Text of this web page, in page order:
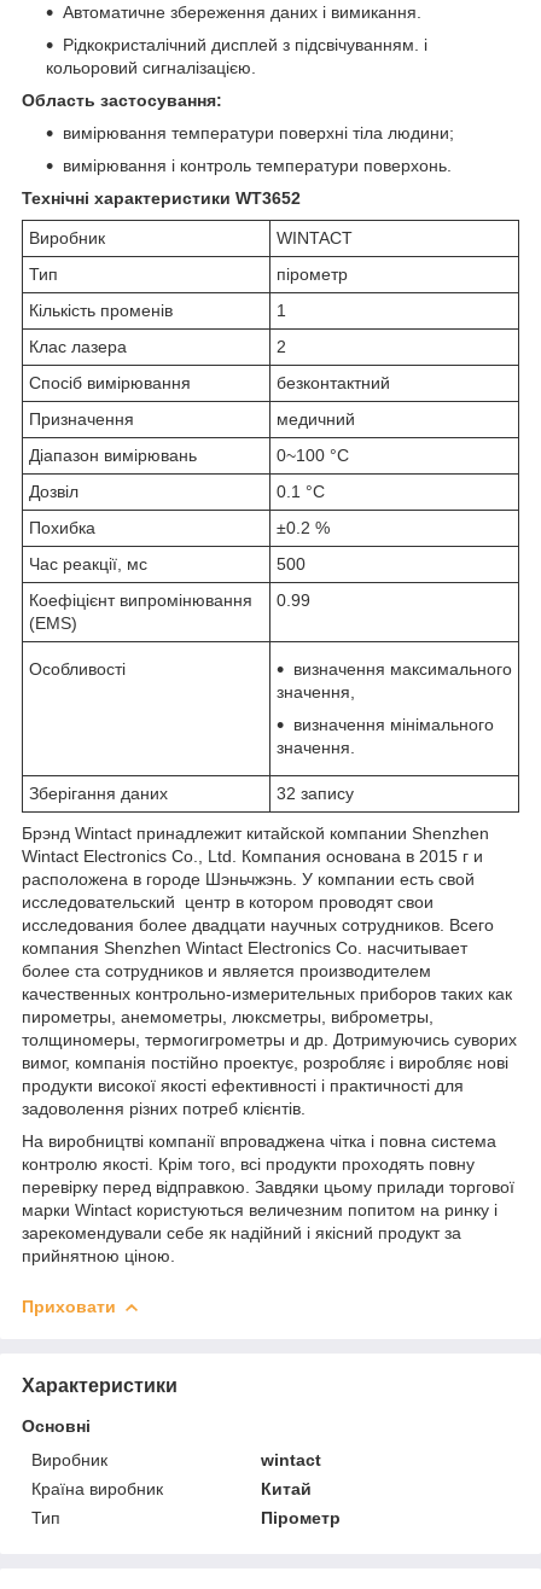
Автоматичне збереження даних і вимикання.
Рідкокристалічний дисплей з підсвічуванням. і
кольоровий сигналізацією.
Область застосування:
вимірювання температури поверхні тіла людини;
вимірювання і контроль температури поверхонь.
Технічні характеристики WT3652
Виробник
WINTACT
Тип
пірометр
Кількість променів
1
Клас лазера
2
Спосіб вимірювання
безконтактний
Призначення
медичний
Діапазон вимірювань
0~100 °C
Дозвіл
0.1 °C
Похибка
±0.2 %
Час реакції, мс
500
Коефіцієнт випромінювання
(EMS)
0.99
Особливості
визначення максимального
значення,
визначення мінімального
значення.
Зберігання даних 32 запису
Брэнд Wintact принадлежит китайской компании Shenzhen
Wintact Electronics Co., Ltd. Компания основана в 2015 г и
расположена в городе Шэньчжэнь. У компании есть свой
исследовательский центр в котором проводят свои
исследования более двадцати научных сотрудников. Всего
компания Shenzhen Wintact Electronics Co. насчитывает
более ста сотрудников и является производителем
качественных контрольно-измерительных приборов таких как
пирометры, анемометры, люксметры, виброметры,
толщиномеры, термогигрометры и др. Дотримуючись суворих
вимог, компанія постійно проектує, розробляє і виробляє нові
продукти високої якості ефективності і практичності для
задоволення різних потреб клієнтів.
На виробництві компанії впроваджена чітка і повна система
контролю якості. Крім того, всі продукти проходять повну
перевірку перед відправкою. Завдяки цьому прилади торгової
марки Wintact користуються величезним попитом на ринку і
зарекомендували себе як надійний і якісний продукт за
прийнятною ціною.
Приховати
Характеристики
Основні
Виробник
wintact
Країна виробник
Китай
Тип
Пірометр